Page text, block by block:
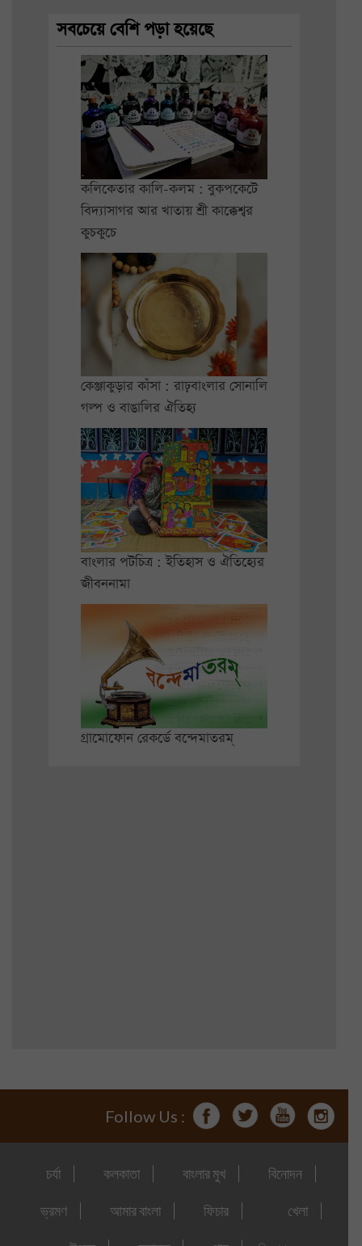
সবচেয়ে বেশি পড়া হয়েছে
কলিকেতার কালি-কলম : বুকপকেটে
বিদ্যাসাগর আর খাতায় শ্রী কাক্কেশ্বর
কুচকুচে
কেঞ্জাকুড়ার কাঁসা : রাঢ়বাংলার সোনালি
গল্প ও বাঙালির ঐতিহ্য
বাংলার পটচিত্র : ইতিহাস ও ঐতিহ্যের
জীবননামা
গ্রামোফোন রেকর্ডে বন্দেমাতরম্
Follow Us :
চর্যা কলকাতা বাংলার মুখ বিনোদন
ভ্রমণ আমার বাংলা ফিচার খেলা